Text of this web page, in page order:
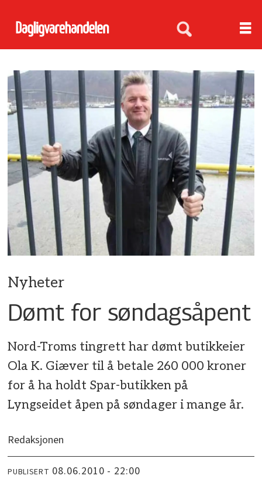
Nyheter
Dømt for søndagsåpent
Nord-Troms tingrett har dømt butikkeier
Ola K. Giæver til å betale 260 000 kroner
for å ha holdt Spar-butikken på
Lyngseidet åpen på søndager i mange år.
Redaksjonen
PUBLISERT 08.06.2010 - 22:00